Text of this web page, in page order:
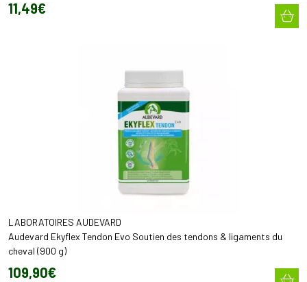
11,49€
LABORATOIRES AUDEVARD
Audevard Ekyflex Tendon Evo Soutien des tendons & ligaments du
cheval (900 g)
109,90€